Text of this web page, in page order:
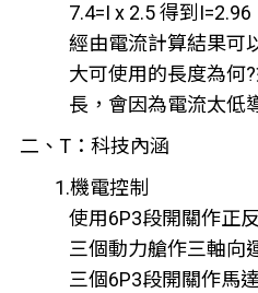
7.4=I x 2.5 得到I=2.96
經由電流計算結果可
大可使用的長度為何
長，會因為電流太低
二、T：科技內涵
1.機電控制
使用6P3段開關作正
三個動力艙作三軸向
三個6P3段開關作馬